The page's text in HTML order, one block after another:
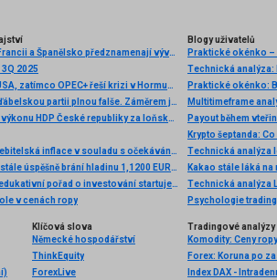
Forex: Odhady inflace za Francii a Španělsko předznamenají vývoj za celou eurozónu
2025
🌍 Čína hledá více ropy z USA, zatímco OPEC+ řeší krizi v Hormuzu 🛢️
Irán rozehrál s Trumpem ďábelskou partii plnou falše. Záměrem je v polovině léta nechat Ameriku a Západ vykrvácet ze zásob ropy a potenciálně Číně usnadnit přepadení Tchaj-wanu
Detailní statistiky ohledně výkonu HDP České republiky za loňské 4. čtvrtletí a za celý rok 2025
BREAKING: Jádrová spotřebitelská inflace v souladu s očekáváním
Technická analýza - Euro stále úspěšně brání hladinu 1,1200 EURUSD
Horký prachy - zábavný a edukativní pořad o investování startuje tuto neděli na Primě!
v cenách ropy
Blogy uživatelů
Praktické okénko –
Multitimeframe
Technická analýza
Kakao stále láká
Technická analýza
Psychologie
Klíčová slova
Německé hospodářství
ThinkEquity
ForexLive
Tradingové analýzy
Komodity: Ceny
Index DAX -